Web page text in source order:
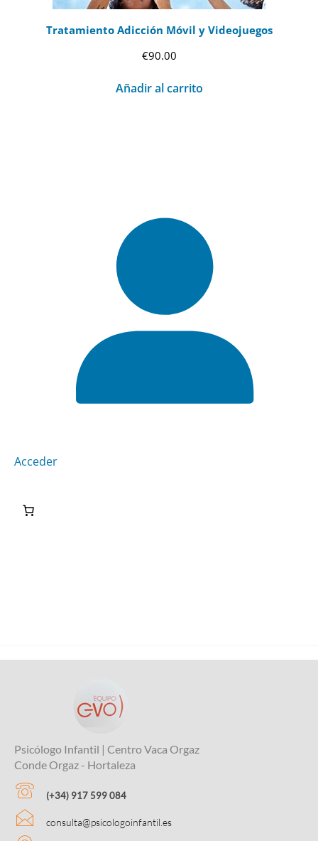
Tratamiento Adicción Móvil y Videojuegos
€90.00
Añadir al carrito
Acceder
Psicólogo Infantil | Centro Vaca Orgaz
Conde Orgaz - Hortaleza
(+34) 917 599 084
consulta@psicologoinfantil.es